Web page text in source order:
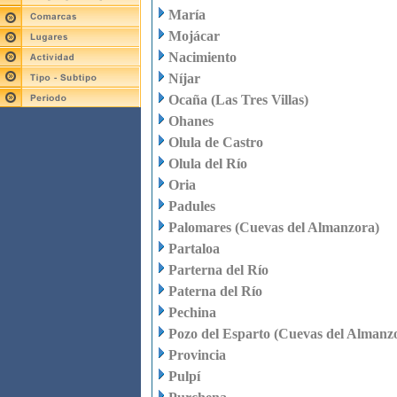
María
Mojácar
Nacimiento
Níjar
Ocaña (Las Tres Villas)
Ohanes
Olula de Castro
Olula del Río
Oria
Padules
Palomares (Cuevas del Almanzora)
Partaloa
Parterna del Río
Paterna del Río
Pechina
Pozo del Esparto (Cuevas del
Provincia
Pulpí